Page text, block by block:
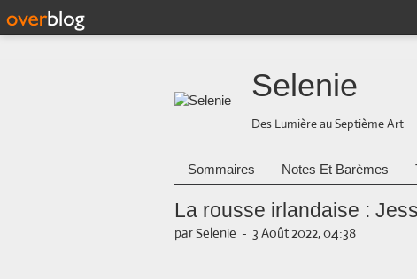
Selenie
Des Lumière au Septième Art
Sommaires Notes Et Barèmes
La rousse irlandaise :
par Selenie - 3 Août 2022, 04:38